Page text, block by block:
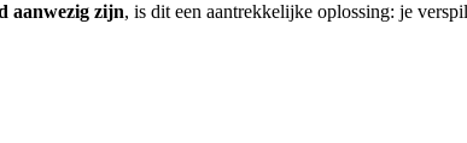
aanwezig zijn, is dit een aantrekkelijke oplossing: je